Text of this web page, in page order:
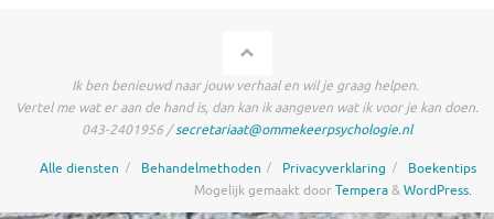
Ik ben benieuwd naar jouw verhaal en wil je graag helpen.
Vertel me wat er aan de hand is, dan kan ik aangeven wat ik voor je kan doen.
043-2401956 /secretariaat@ommekeerpsychologie.nl
Alle diensten Behandelmethoden Privacyverklaring
Boekentips
Mogelijk gemaakt doorTempera&WordPress.